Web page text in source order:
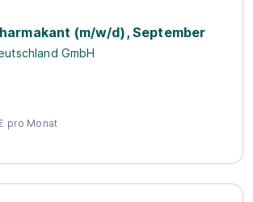
(m/w/d), September
GmbH
pro Monat